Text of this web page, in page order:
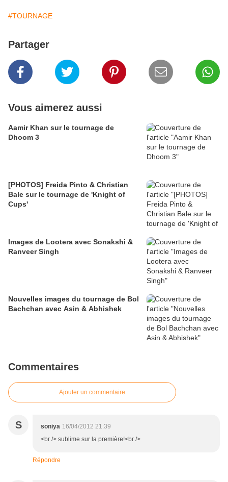
#TOURNAGE
Partager
Vous aimerez aussi
Aamir Khan sur le tournage de
Dhoom 3
[PHOTOS] Freida Pinto & Christian
Bale sur le tournage de 'Knight of
Cups'
Images de Lootera avec Sonakshi &
Ranveer Singh
Nouvelles images du tournage de Bol
Bachchan avec Asin & Abhishek
Commentaires
Ajouter un commentaire
S soniya 16/04/2012 21:39
<br /> sublime sur la première!<br />
Répondre